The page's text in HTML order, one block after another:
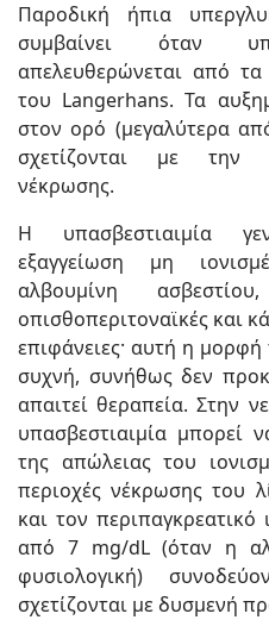
Παροδική ήπια
συμβαίνει όταν
απελευθερώνεται από
του Langerhans. Τα
στον ορό (μεγαλύτερα
σχετίζονται με την
νέκρωσης.
Η υπασβεστιαιμία
εξαγγείωση μη
αλβουμίνη
οπισθοπεριτοναϊκές και
επιφάνειες· αυτή η μορφή
συχνή, συνήθως δεν
απαιτεί θεραπεία. Στην
υπασβεστιαιμία μπορεί
της απώλειας του
περιοχές νέκρωσης του
και τον
από 7 mg/dL (όταν η
φυσιολογική)
σχετίζονται με δυσμενή